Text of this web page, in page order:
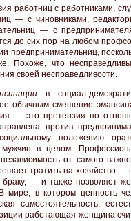
работниц с работниками,
— с чиновниками,
— с
до сих пор на любом
предпринимательниц,
Похоже, что
своей несправедливости.
в социал-
обычным смешение
— это претензия по
против
положению
в целом.
от самого
тратить на хозяйство —
браку, — и также позволяет
мире, в котором ценность
самостоятельность,
работающая женщина